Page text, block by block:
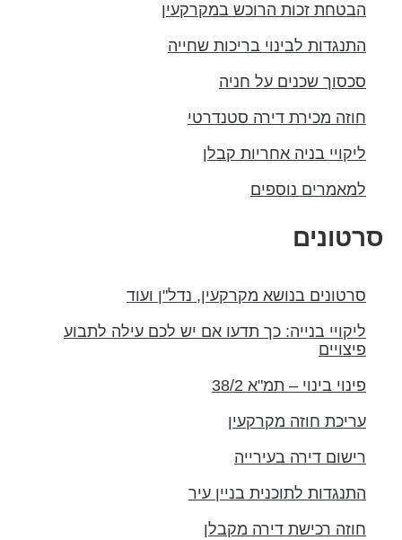
הבטחת זכות הרוכש במקרקעין
התנגדות לבינוי בריכות שחייה
סכסוך שכנים על חניה
חוזה מכירת דירה סטנדרטי
ליקויי בניה אחריות קבלן
למאמרים נוספים
סרטונים בנושא מקרקעין, נדל"ן ועוד
ליקויי בנייה: כך תדעו אם יש לכם עילה לתבוע
פיצויים
פינוי בינוי – תמ"א 38/2
עריכת חוזה מקרקעין
רישום דירה בעירייה
התנגדות לתוכנית בניין עיר
חוזה רכישת דירה מקבלן